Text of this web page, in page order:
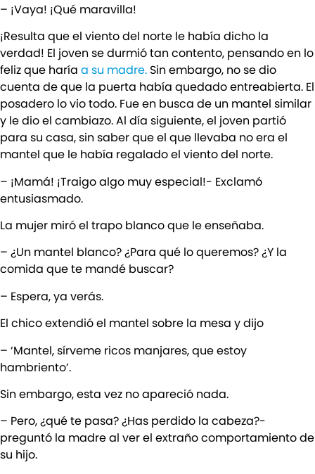
– ¡Vaya! ¡Qué maravilla!
¡Resulta que el viento del norte le había dicho la
verdad! El joven se durmió tan contento, pensando en lo
feliz que haría a su madre. Sin embargo, no se dio
cuenta de que la puerta había quedado entreabierta. El
posadero lo vio todo. Fue en busca de un mantel similar
y le dio el cambiazo. Al día siguiente, el joven partió
para su casa, sin saber que el que llevaba no era el
mantel que le había regalado el viento del norte.
– ¡Mamá! ¡Traigo algo muy especial!- Exclamó
entusiasmado.
La mujer miró el trapo blanco que le enseñaba.
– ¿Un mantel blanco? ¿Para qué lo queremos? ¿Y la
comida que te mandé buscar?
– Espera, ya verás.
El chico extendió el mantel sobre la mesa y dijo
– ‘Mantel, sírveme ricos manjares, que estoy
hambriento’.
Sin embargo, esta vez no apareció nada.
– Pero, ¿qué te pasa? ¿Has perdido la cabeza?-
preguntó la madre al ver el extraño comportamiento de
su hijo.